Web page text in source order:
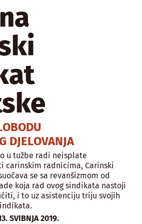
DJELOVANJA
u tužbe radi neisplate
carinskim radnicima, Carinski
se sa revanšizmom od
koja rad ovog sindikata nastoji
i to uz asistenciju triju svojih
SVIBNJA 2019.